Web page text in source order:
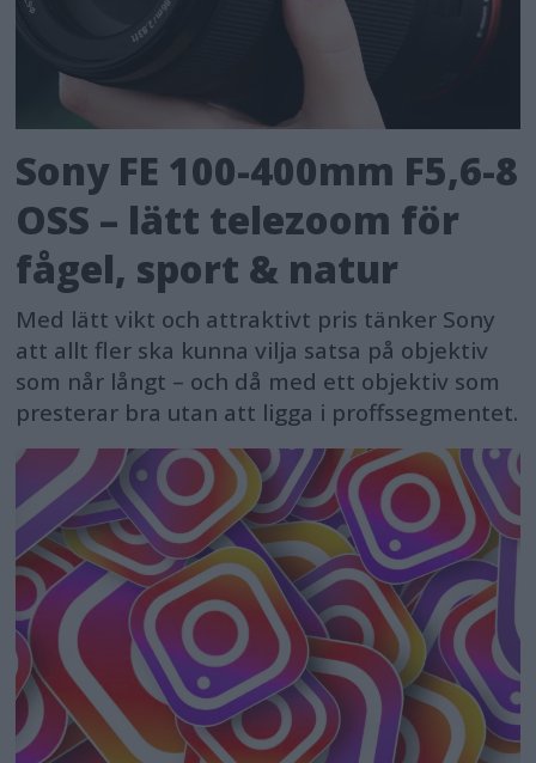
Sony FE 100-400mm F5,6-8
OSS – lätt telezoom för
fågel, sport & natur
Med lätt vikt och attraktivt pris tänker Sony
att allt fler ska kunna vilja satsa på objektiv
som når långt – och då med ett objektiv som
presterar bra utan att ligga i proffssegmentet.